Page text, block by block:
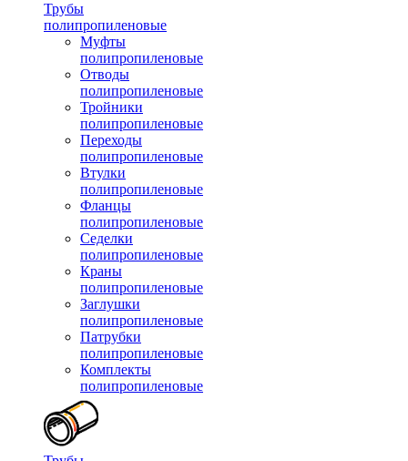
Трубы
полипропиленовые
Муфты
полипропиленовые
Отводы
полипропиленовые
Тройники
полипропиленовые
Переходы
полипропиленовые
Втулки
полипропиленовые
Фланцы
полипропиленовые
Седелки
полипропиленовые
Краны
полипропиленовые
Заглушки
полипропиленовые
Патрубки
полипропиленовые
Комплекты
полипропиленовые